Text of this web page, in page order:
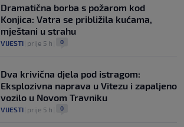
Dramatična borba s požarom kod
Konjica: Vatra se približila kućama,
mještani u strahu
VIJESTI prije 5 h 0
Dva krivična djela pod istragom:
Eksplozivna naprava u Vitezu i zapaljeno
vozilo u Novom Travniku
VIJESTI prije 5 h 0